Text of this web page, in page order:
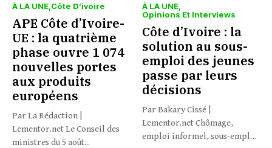
À LA UNE Côte D’ivoire
APE Côte d’Ivoire-
UE : la quatrième
phase ouvre 1 074
nouvelles portes
aux produits
européens
Par La Rédaction |
Lementor.net Le Conseil des
ministres du 5 août...
À LA UNE
Opinions Et Interviews
Côte d’Ivoire : la
solution au sous-
emploi des jeunes
passe par leurs
décisions
Par Bakary Cissé |
Lementor.net Chômage,
emploi informel, sous-emploi